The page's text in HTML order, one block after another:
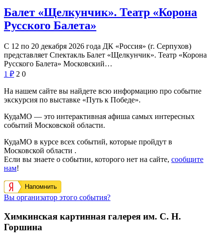
Балет «Щелкунчик». Театр «Корона
Русского Балета»
С 12 по 20 декабря 2026 года ДК «Россия» (г. Серпухов)
представляет Спектакль Балет «Щелкунчик». Театр «Корона
Русского Балета» Московский…
1 ₽ 2 0
На нашем сайте вы найдете всю информацию про событие
экскурсия по выставке «Путь к Победе».
КудаМО — это интерактивная афиша самых интересных
событий Московской области.
КудаМО в курсе всех событий, которые пройдут в
Московской области .
Если вы знаете о событии, которого нет на сайте, сообщите
нам!
Напомнить
Вы организатор этого события?
Химкинская картинная галерея им. С. Н.
Горшина